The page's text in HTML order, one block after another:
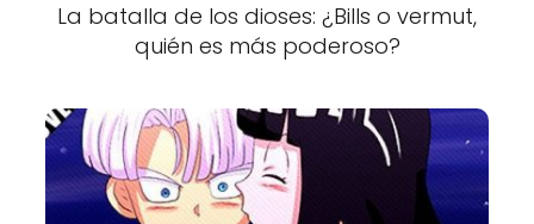
La batalla de los dioses: ¿Bills o vermut,
quién es más poderoso?